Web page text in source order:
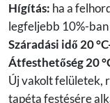
Hígítás: ha a
legfeljebb 10%-
Száradási idő 20
Átfesthetőség 20
Új vakolt felületek,
tapéta festésére